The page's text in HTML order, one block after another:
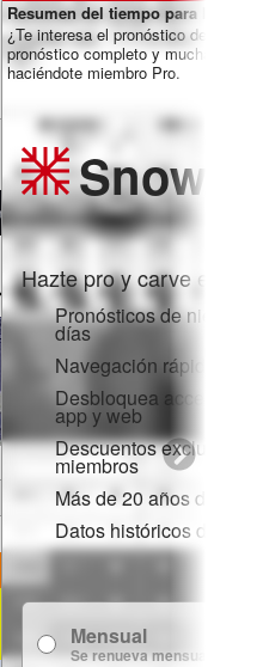
Resumen del tiempo para los días
¿Te interesa el pronóstico de 16
pronóstico completo y muchas más
haciéndote miembro Pro.
Snow
Hazte pro y carve en:
Pronósticos de nieve
días
Navegación rápida sin
Desbloquea acceso
app y web
Descuentos exclusivos
miembros
Más de 20 años de
Datos históricos de
Mensual
Se renueva mensualmente